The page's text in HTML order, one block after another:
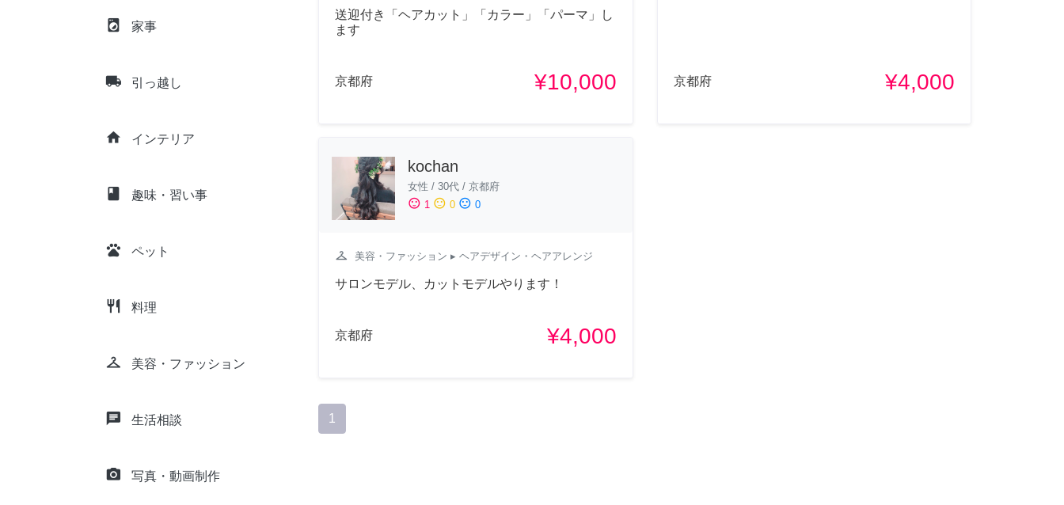
local_laundry_service 家事
local_shipping 引っ越し
home インテリア
class 趣味・習い事
pets ペット
restaurant 料理
checkroom 美容・ファッション
chat 生活相談
camera_alt 写真・動画制作
送迎付き「ヘアカット」「カラー」「パーマ」し
ます
京都府 ¥10,000 京都府 ¥4,000
kochan
女性 / 30代 / 京都府
sentiment_satisfied 1 sentiment_neutral 0 sentiment_dissatisfied 0
checkroom 美容・ファッション ▸ ヘアデザイン・ヘアアレンジ
サロンモデル、カットモデルやります！
京都府 ¥4,000
1